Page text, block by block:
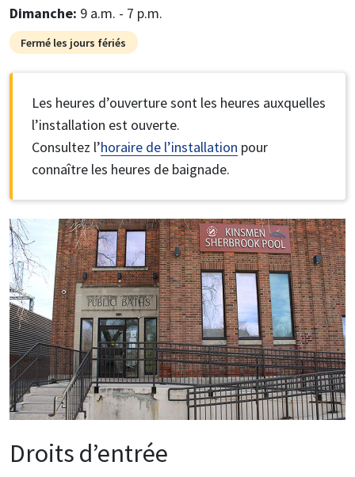
dimanche:
9 a.m. - 7 p.m.
Fermé les jours fériés
Les heures d’ouverture sont les heures auxquelles
l’installation est ouverte.
Consultez l’horaire de l’installation pour
connaître les heures de baignade.
Image
Droits d’entrée